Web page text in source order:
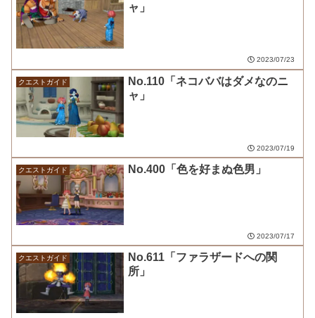
ャ」
2023/07/23
クエストガイド
No.110「ネコババはダメなのニ
ャ」
2023/07/19
クエストガイド No.400「色を好まぬ色男」
2023/07/17
クエストガイド
No.611「ファラザードへの関
所」